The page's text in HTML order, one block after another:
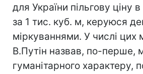
для України пільгову ціну
за 1 тис. куб. м, керуюся
міркуваннями. У числі цих
В.Путін назвав, по-перше,
гуманітарного характеру,